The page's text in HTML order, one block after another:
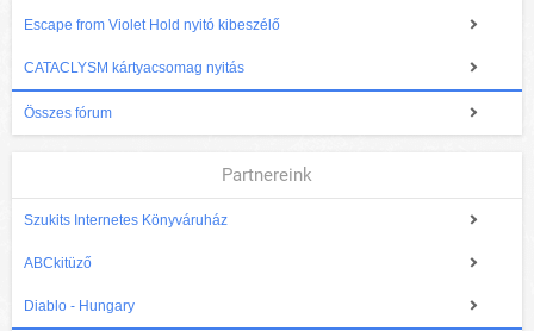
Escape from Violet Hold nyitó kibeszélő
CATACLYSM kártyacsomag nyitás
Összes fórum
Partnereink
Szukits Internetes Könyváruház
ABCkitüző
Diablo - Hungary